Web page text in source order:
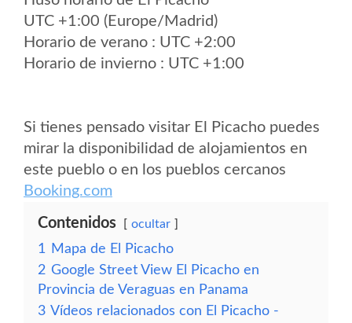
UTC +1:00 (Europe/Madrid)
Horario de verano : UTC +2:00
Horario de invierno : UTC +1:00
Si tienes pensado visitar El Picacho puedes
mirar la disponibilidad de alojamientos en
este pueblo o en los pueblos cercanos
Booking.com
Contenidos ocultar
1
Mapa de El Picacho
2 Google Street View El Picacho en
Provincia de Veraguas en Panama
3 Vídeos relacionados con El Picacho -